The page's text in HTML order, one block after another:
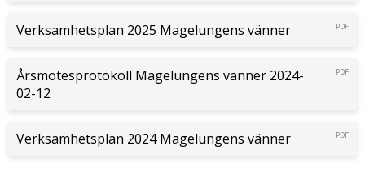
Verksamhetsplan 2025 Magelungens vänner PDF
Årsmötesprotokoll Magelungens vänner 2024-
02-12
PDF
Verksamhetsplan 2024 Magelungens vänner PDF